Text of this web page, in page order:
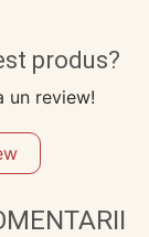
produs?
un review!